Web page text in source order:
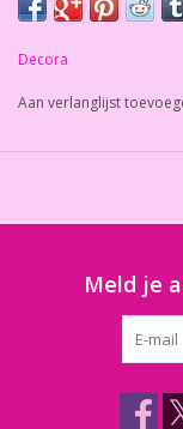
230°C. * De beste
Afmeting mal:30 x
Decora
Aan verlanglijst
Meld je